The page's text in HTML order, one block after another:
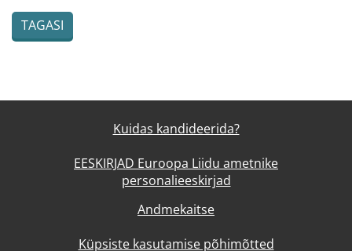
TAGASI
Kuidas kandideerida?
EESKIRJAD Euroopa Liidu ametnike
personalieeskirjad
Andmekaitse
Küpsiste kasutamise põhimõtted